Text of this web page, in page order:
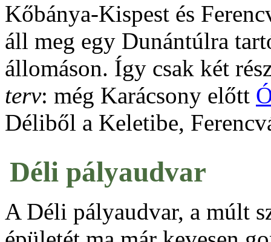
Kőbánya-Kispest és
áll meg egy Dunántúlra
állomáson. Így csak két
terv: még Karácsony előtt
Déliből a Keletibe,
Déli pályaudvar
A Déli pályaudvar, a múlt